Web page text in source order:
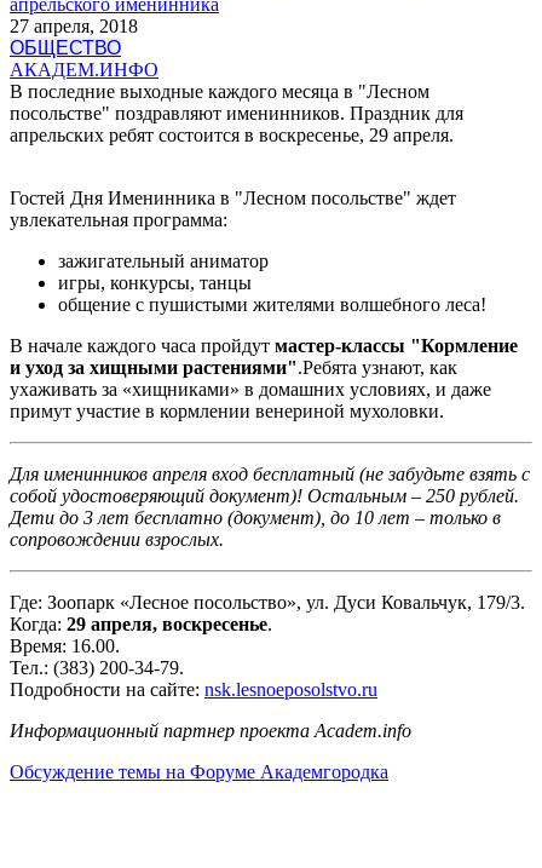
27 апреля, 2018
ОБЩЕСТВО
АКАДЕМ.ИНФО
В последние выходные каждого месяца в "Лесном
посольстве" поздравляют именинников. Праздник для
апрельских ребят состоится в воскресенье, 29 апреля.
Гостей Дня Именинника в "Лесном посольстве" ждет
увлекательная программа:
зажигательный аниматор
игры, конкурсы, танцы
общение с пушистыми жителями волшебного леса!
В начале каждого часа пройдут мастер-классы "Кормление
и уход за хищными растениями".Ребята узнают, как
ухаживать за «хищниками» в домашних условиях, и даже
примут участие в кормлении венериной мухоловки.
Для именинников апреля вход бесплатный (не забудьте взять с
собой удостоверяющий документ)! Остальным – 250 рублей.
Дети до 3 лет бесплатно (документ), до 10 лет – только в
сопровождении взрослых.
Где: Зоопарк «Лесное посольство», ул. Дуси Ковальчук, 179/3.
Когда: 29 апреля, воскресенье.
Время: 16.00.
Тел.: (383) 200-34-79.
Подробности на сайте: nsk.lesnoeposolstvo.ru
Информационный партнер проекта Аcadem.info
Обсуждение темы на Форуме Академгородка